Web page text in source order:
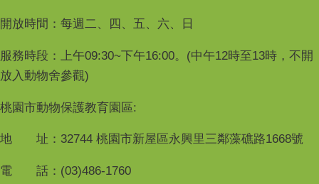
開放時間：每週二、四、五、六、日
服務時段：上午09:30~下午16:00。(中午12時至13時，不開
放入動物舍參觀)
桃園市動物保護教育園區:
地 址：32744 桃園市新屋區永興里三鄰藻礁路1668號
電 話：(03)486-1760